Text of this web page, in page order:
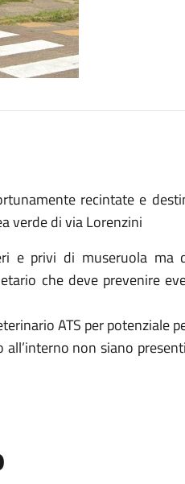
recintate e
verde di via Lorenzini
e privi di museruola ma
che deve prevenire
ATS per potenziale
non siano